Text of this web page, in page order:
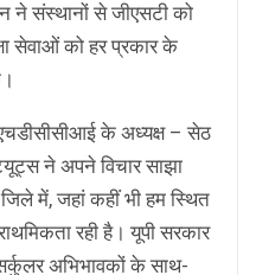
ने संस्थानों से जीएसटी को
सेवाओं को हर प्रकार के
के अध्यक्ष – सेठ
ने अपने विचार साझा
में, जहां कहीं भी हम स्थित
रही है। यूपी सरकार
सर्कुलर अभिभावकों के साथ-